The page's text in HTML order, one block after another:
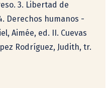
3. Libertad de
Derechos humanos -
Aimée, ed. II. Cuevas
Rodríguez, Judith, tr.